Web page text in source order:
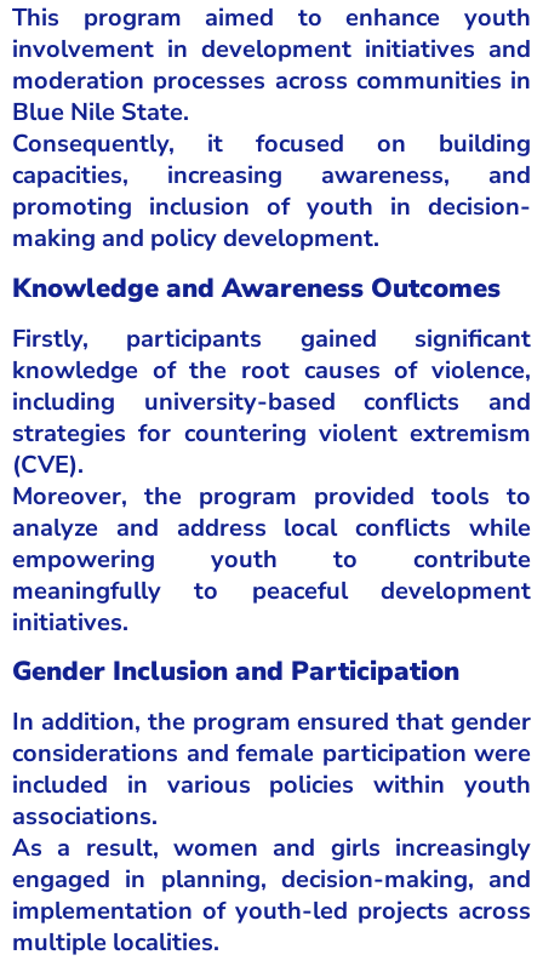
This program aimed to enhance youth
involvement in development initiatives and
moderation processes across communities in
Blue Nile State.
Consequently, it focused on building
capacities, increasing awareness, and
promoting inclusion of youth in decision-
making and policy development.
Knowledge and Awareness Outcomes
Firstly, participants gained significant
knowledge of the root causes of violence,
including university-based conflicts and
strategies for countering violent extremism
(CVE).
Moreover, the program provided tools to
analyze and address local conflicts while
empowering youth to contribute
meaningfully to peaceful development
initiatives.
Gender Inclusion and Participation
In addition, the program ensured that gender
considerations and female participation were
included in various policies within youth
associations.
As a result, women and girls increasingly
engaged in planning, decision-making, and
implementation of youth-led projects across
multiple localities.